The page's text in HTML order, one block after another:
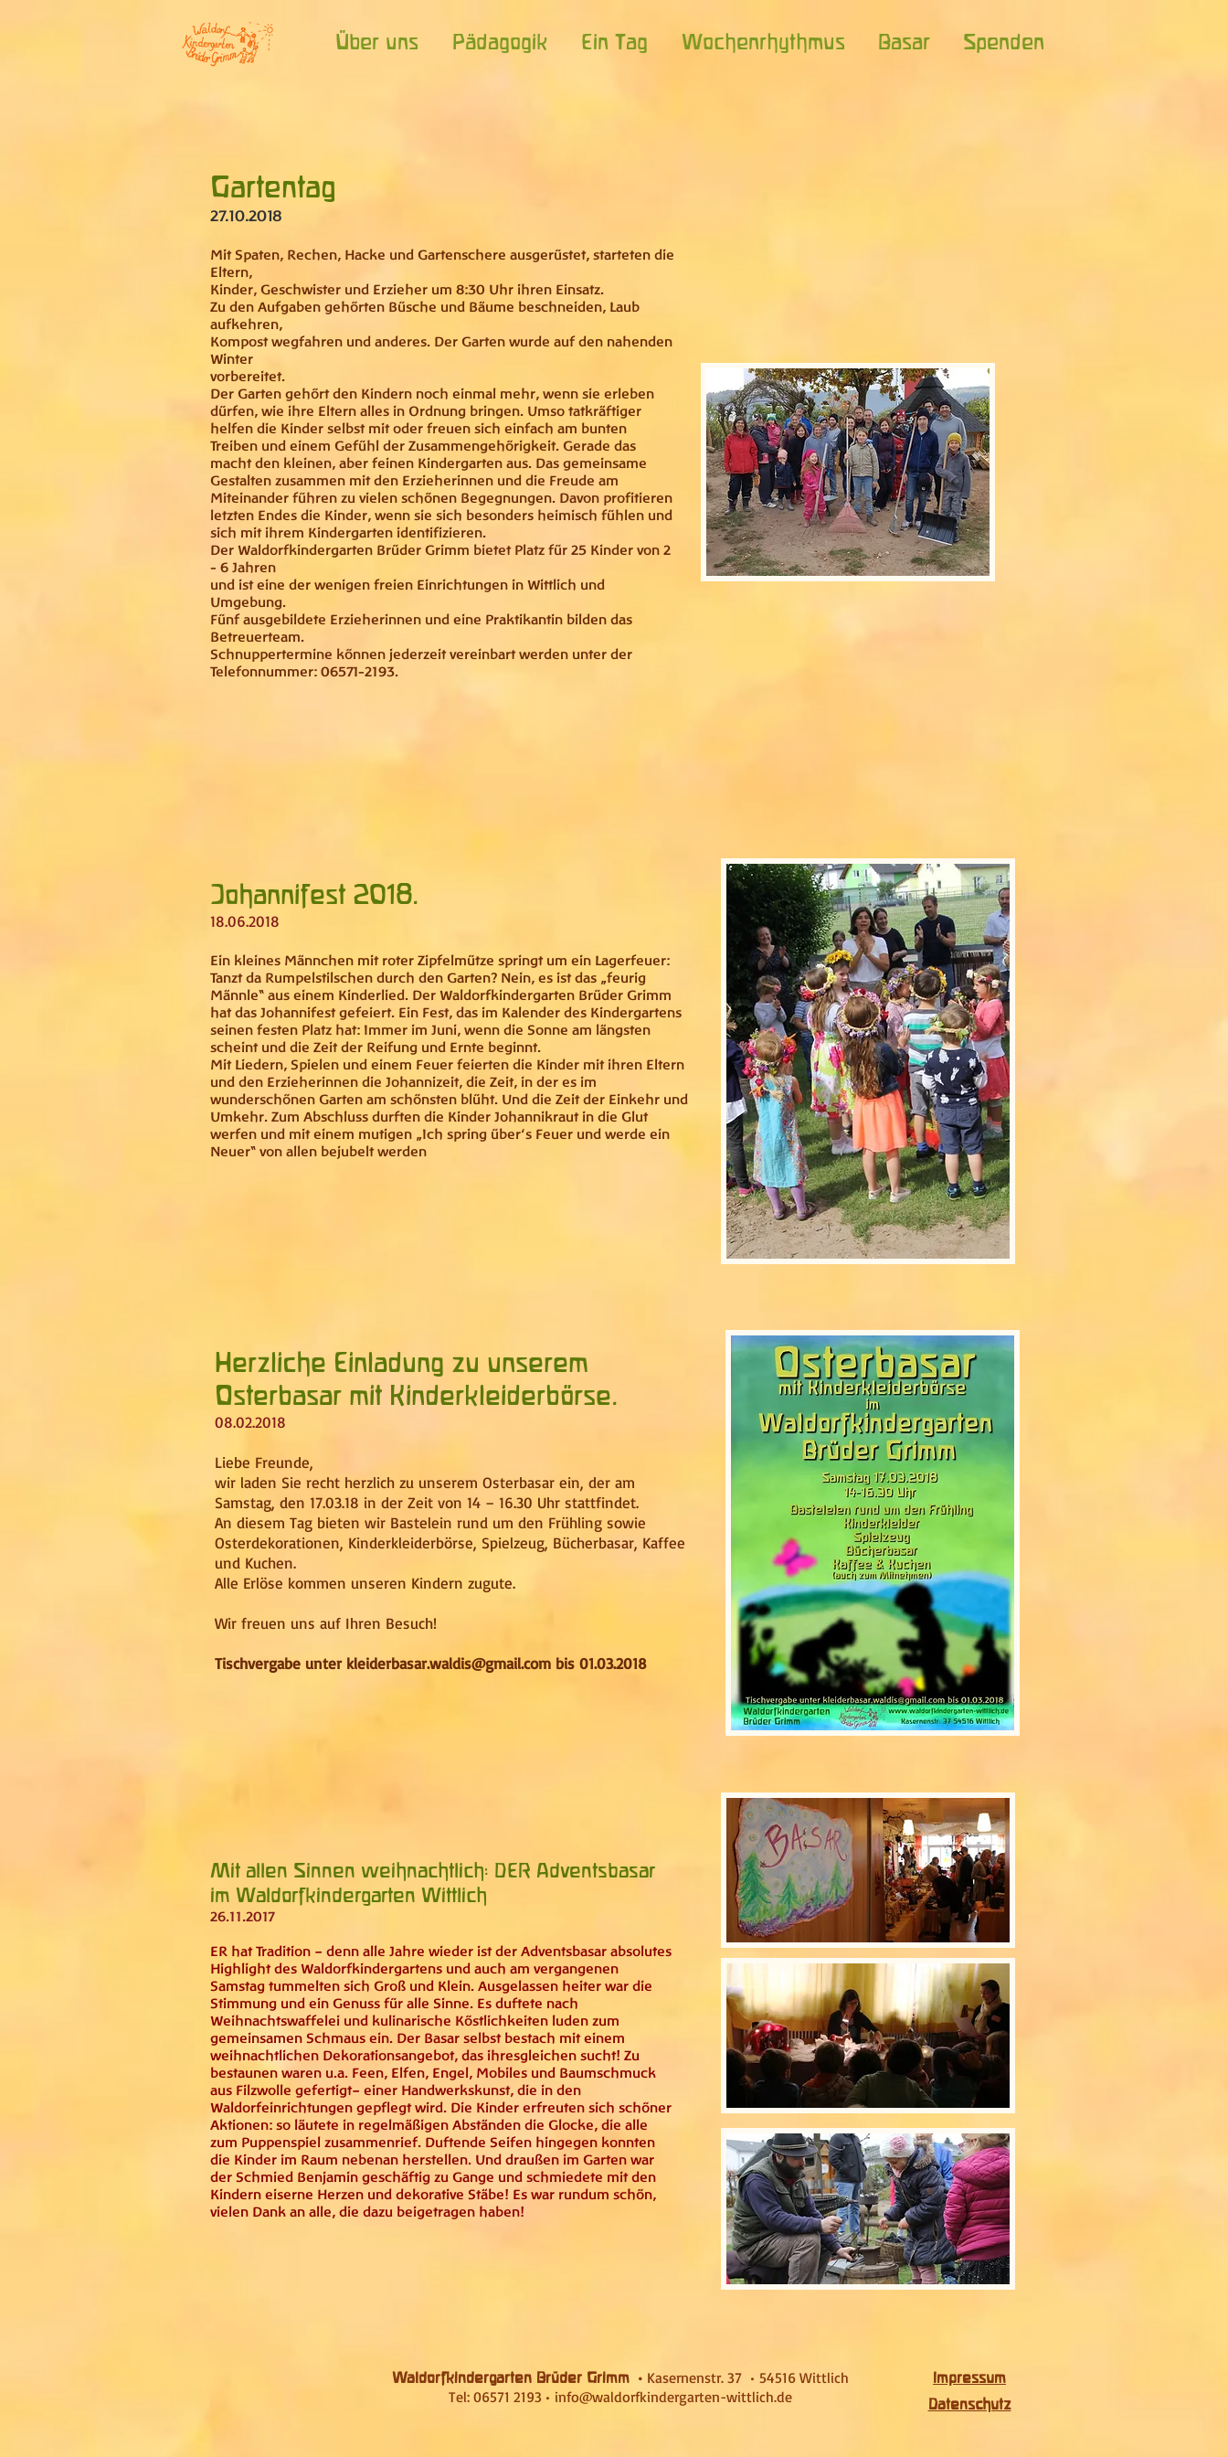
Über uns Pädagogik Ein Tag Wochenrhythmus Basar Spenden
Gartentag
27.10.2018
Mit Spaten, Rechen, Hacke und Gartenschere ausgerüstet, starteten die
Eltern,
Kinder, Geschwister und Erzieher um 8:30 Uhr ihren Einsatz.
Zu den Aufgaben gehörten Büsche und Bäume beschneiden, Laub
aufkehren,
Kompost wegfahren und anderes. Der Garten wurde auf den nahenden
Winter
vorbereitet.
Der Garten gehört den Kindern noch einmal mehr, wenn sie erleben
dürfen, wie ihre Eltern alles in Ordnung bringen. Umso tatkräftiger
helfen die Kinder selbst mit oder freuen sich einfach am bunten
Treiben und einem Gefühl der Zusammengehörigkeit. Gerade das
macht den kleinen, aber feinen Kindergarten aus. Das gemeinsame
Gestalten zusammen mit den Erzieherinnen und die Freude am
Miteinander führen zu vielen schönen Begegnungen. Davon profitieren
letzten Endes die Kinder, wenn sie sich besonders heimisch fühlen und
sich mit ihrem Kindergarten identifizieren.
Der Waldorfkindergarten Brüder Grimm bietet Platz für 25 Kinder von 2
- 6 Jahren
und ist eine der wenigen freien Einrichtungen in Wittlich und
Umgebung.
Fünf ausgebildete Erzieherinnen und eine Praktikantin bilden das
Betreuerteam.
Schnuppertermine können jederzeit vereinbart werden unter der
Telefonnummer: 06571-2193.
Johannifest 2018.
18.06.2018
Ein kleines Männchen mit roter Zipfelmütze springt um ein Lagerfeuer:
Tanzt da Rumpelstilschen durch den Garten? Nein, es ist das „feurig
Männle“ aus einem Kinderlied. Der Waldorfkindergarten Brüder Grimm
hat das Johannifest gefeiert. Ein Fest, das im Kalender des Kindergartens
seinen festen Platz hat: Immer im Juni, wenn die Sonne am längsten
scheint und die Zeit der Reifung und Ernte beginnt.
Mit Liedern, Spielen und einem Feuer feierten die Kinder mit ihren Eltern
und den Erzieherinnen die Johannizeit, die Zeit, in der es im
wunderschönen Garten am schönsten blüht. Und die Zeit der Einkehr und
Umkehr. Zum Abschluss durften die Kinder Johannikraut in die Glut
werfen und mit einem mutigen „Ich spring über‘s Feuer und werde ein
Neuer“ von allen bejubelt werden
Herzliche Einladung zu unserem
Osterbasar mit Kinderkleiderbörse.
08.02.2018
Liebe Freunde,
wir laden Sie recht herzlich zu unserem Osterbasar ein, der am
Samstag, den 17.03.18 in der Zeit von 14 – 16.30 Uhr stattfindet.
An diesem Tag bieten wir Bastelein rund um den Frühling sowie
Osterdekorationen, Kinderkleiderbörse, Spielzeug, Bücherbasar, Kaffee
und Kuchen.
Alle Erlöse kommen unseren Kindern zugute.
Wir freuen uns auf Ihren Besuch!
Tischvergabe unter kleiderbasar.waldis@gmail.com bis 01.03.2018
Mit allen Sinnen weihnachtlich: DER Adventsbasar
im Waldorfkindergarten Wittlich
26.11.2017
ER hat Tradition – denn alle Jahre wieder ist der Adventsbasar absolutes
Highlight des Waldorfkindergartens und auch am vergangenen
Samstag tummelten sich Groß und Klein. Ausgelassen heiter war die
Stimmung und ein Genuss für alle Sinne. Es duftete nach
Weihnachtswaffelei und kulinarische Köstlichkeiten luden zum
gemeinsamen Schmaus ein. Der Basar selbst bestach mit einem
weihnachtlichen Dekorationsangebot, das ihresgleichen sucht! Zu
bestaunen waren u.a. Feen, Elfen, Engel, Mobiles und Baumschmuck
aus Filzwolle gefertigt– einer Handwerkskunst, die in den
Waldorfeinrichtungen gepflegt wird. Die Kinder erfreuten sich schöner
Aktionen: so läutete in regelmäßigen Abständen die Glocke, die alle
zum Puppenspiel zusammenrief. Duftende Seifen hingegen konnten
die Kinder im Raum nebenan herstellen. Und draußen im Garten war
der Schmied Benjamin geschäftig zu Gange und schmiedete mit den
Kindern eiserne Herzen und dekorative Stäbe! Es war rundum schön,
vielen Dank an alle, die dazu beigetragen haben!
Waldorfkindergarten Brüder Grimm • Kasernenstr. 37 • 54516 Wittlich
Tel: 06571 2193 • info@waldorfkindergarten-wittlich.de
Impressum
Datenschutz